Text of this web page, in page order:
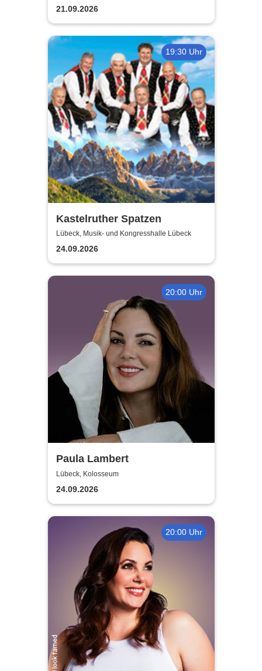
21.09.2026
19:30 Uhr
Kastelruther Spatzen
Lübeck, Musik- und Kongresshalle Lübeck
24.09.2026
20:00 Uhr
Paula Lambert
Lübeck, Kolosseum
24.09.2026
20:00 Uhr